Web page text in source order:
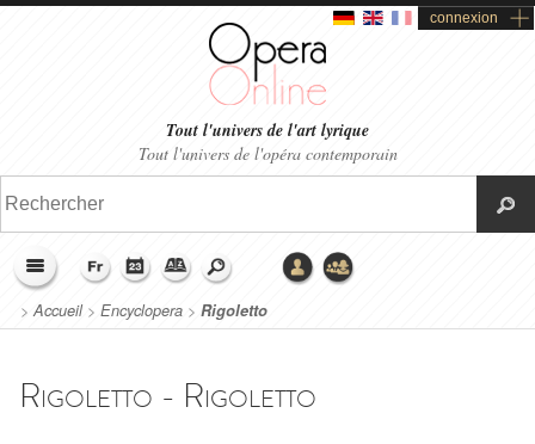
connexion
Tout l'univers de l'art lyrique
Tout l'univers de l'opéra contemporain
>Accueil> Encyclopera > Rigoletto
Rigoletto - Rigoletto